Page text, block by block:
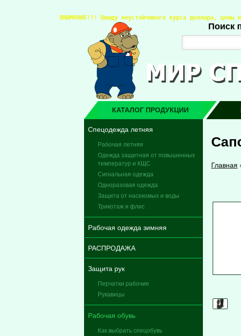
Поиск
ВНИМАНИЕ!!! Ввиду неустойчивого курса доллара,
КАТАЛОГ ПРОДУКЦИИ
Спецодежда летняя
Рабочая летняя
Одежда защитная от повышенных
температур и КЩС
Сигнальная одежда
Одноразовая одежда
Защита от насекомых и воды
Трикотаж и флис
Рабочая одежда зимняя
РАСПРОДАЖА
Защита рук
Перчатки рабочие
Рукавицы
Рабочая обувь
Как выбрать спецобувь
Главная